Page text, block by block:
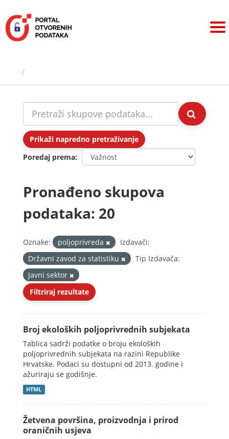
sadržaj
Prikaži napredno pretraživanje
Poredaj prema
Pronađeno skupova
podataka: 20
Oznake: poljoprivreda
Izdavači:
Državni zavod za statistiku
Tip Izdavača:
Javni sektor
Filtriraj rezultate
Broj ekoloških poljoprivrednih subjekata
Tablica sadrži podatke o broju ekoloških
poljoprivrednih subjekata na razini Republike
Hrvatske. Podaci su dostupni od 2013. godine i
ažuriraju se godišnje.
HTML
Žetvena površina, proizvodnja i prirod
oraničnih usjeva